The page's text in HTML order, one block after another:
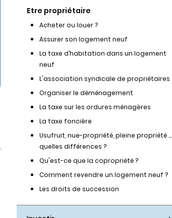
Etre propriétaire
Acheter ou louer ?
Assurer son logement neuf
La taxe d’habitation dans un logement
neuf
L'association syndicale de propriétaires
Organiser le déménagement
La taxe sur les ordures ménagères
La taxe foncière
Usufruit, nue-propriété, pleine propriété …
quelles différences ?
Qu'est-ce que la copropriété ?
Comment revendre un logement neuf ?
Les droits de succession